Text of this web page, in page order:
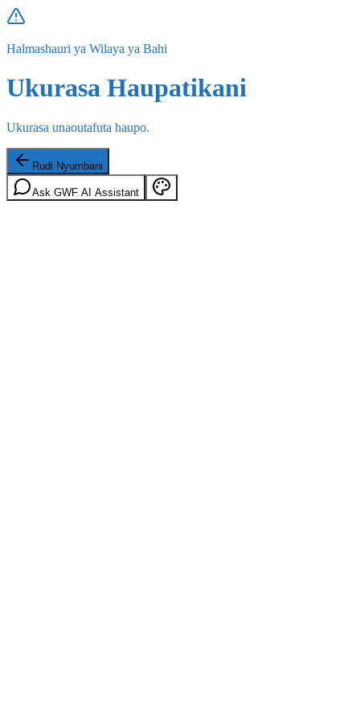
Halmashauri ya Wilaya ya Bahi
Ukurasa Haupatikani
Ukurasa unaoutafuta haupo.
Rudi Nyumbani
Ask GWF AI Assistant